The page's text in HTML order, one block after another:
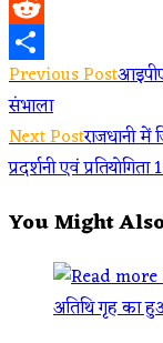
WhatsApp
Reddit
Share
Read
more
articles
Previous Post
संभाला
Next Postराजधानी में
प्रदर्शनी एवं
You Might